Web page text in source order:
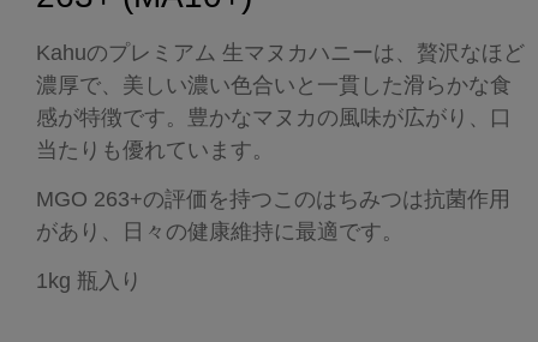
Kahuのプレミアム 生マヌカハニーは、贅沢なほど
濃厚で、美しい濃い色合いと一貫した滑らかな食
感が特徴です。豊かなマヌカの風味が広がり、口
当たりも優れています。
MGO 263+の評価を持つこのはちみつは抗菌作用
があり、日々の健康維持に最適です。
1kg 瓶入り